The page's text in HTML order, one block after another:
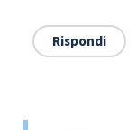
Rispondi